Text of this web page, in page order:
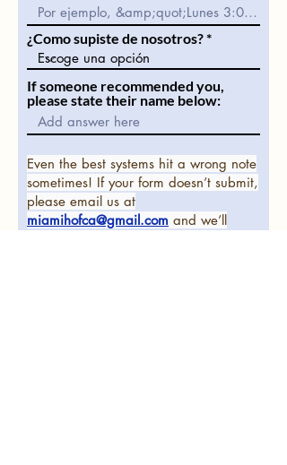
¿Como supiste de nosotros?
If someone recommended you,
please state their name below:
Even the best systems hit a wrong note
sometimes! If your form doesn’t submit,
please email us at
miamihofca@gmail.com and we’ll